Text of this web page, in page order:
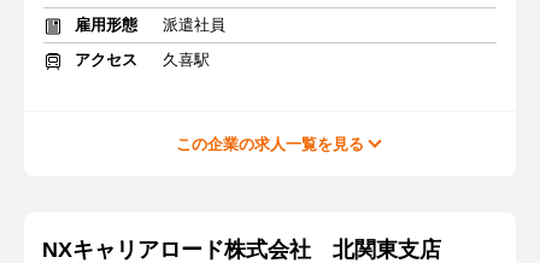
雇用形態
派遣社員
アクセス
久喜駅
この企業の求人一覧を見る
NXキャリアロード株式会社 北関東支店